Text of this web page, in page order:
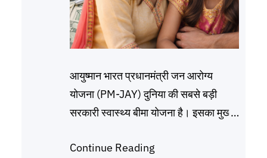
आयुष्मान भारत प्रधानमंत्री जन आरोग्य
योजना (PM-JAY) दुनिया की सबसे बड़ी
सरकारी स्वास्थ्य बीमा योजना है। इसका मुख्य
बीमारियों के समय अस्पताल के भारी खर्चों से
Continue Reading